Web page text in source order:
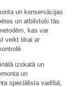
un konservācijas
un atbilstoši tās
kas var
veikt tikai ar
izskatā un
un
speciālista vadībā,